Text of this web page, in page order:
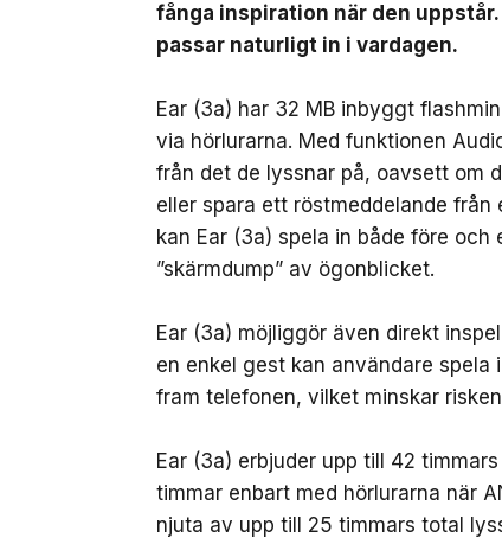
fånga inspiration när den
passar naturligt in i vardagen.
Ear (3a) har 32 MB inbyggt
via hörlurarna. Med funktionen
från det de lyssnar på, oavsett om
eller spara ett röstmeddelande från
kan Ear (3a) spela in både före
”skärmdump” av ögonblicket.
Ear (3a) möjliggör även direkt
en enkel gest kan användare
fram telefonen, vilket minskar
Ear (3a) erbjuder upp till 42
timmar enbart med hörlurarna när
njuta av upp till 25 timmars total